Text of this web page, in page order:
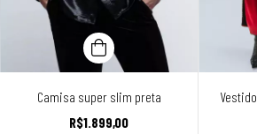
Camisa super slim preta
R$1.899,00